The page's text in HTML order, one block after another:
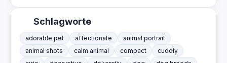
Schlagworte
adorable pet affectionate
animal portrait
animal shots
calm animal compact
cuddly